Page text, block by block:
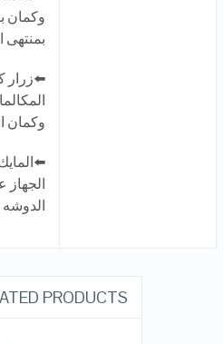
وكمان
بمنتهى
⬅️زرار
وكمان
PRODUCTS